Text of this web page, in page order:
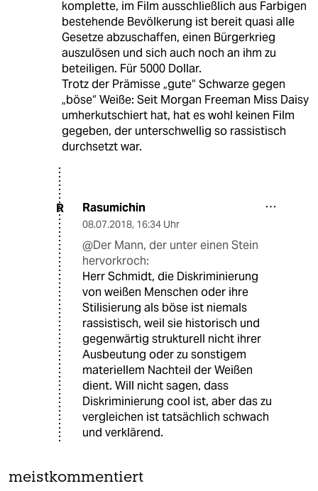
komplette, im Film ausschließlich aus Farbigen
bestehende Bevölkerung ist bereit quasi alle
Gesetze abzuschaffen, einen Bürgerkrieg
auszulösen und sich auch noch an ihm zu
beteiligen. Für 5000 Dollar.
Trotz der Prämisse „gute“ Schwarze gegen
„böse“ Weiße: Seit Morgan Freeman Miss Daisy
umherkutschiert hat, hat es wohl keinen Film
gegeben, der unterschwellig so rassistisch
durchsetzt war.
R Rasumichin
08.07.2018, 16:34 Uhr
@Der Mann, der unter einen Stein
hervorkroch:
Herr Schmidt, die Diskriminierung
von weißen Menschen oder ihre
Stilisierung als böse ist niemals
rassistisch, weil sie historisch und
gegenwärtig strukturell nicht ihrer
Ausbeutung oder zu sonstigem
materiellem Nachteil der Weißen
dient. Will nicht sagen, dass
Diskriminierung cool ist, aber das zu
vergleichen ist tatsächlich schwach
und verklärend.
meistkommentiert